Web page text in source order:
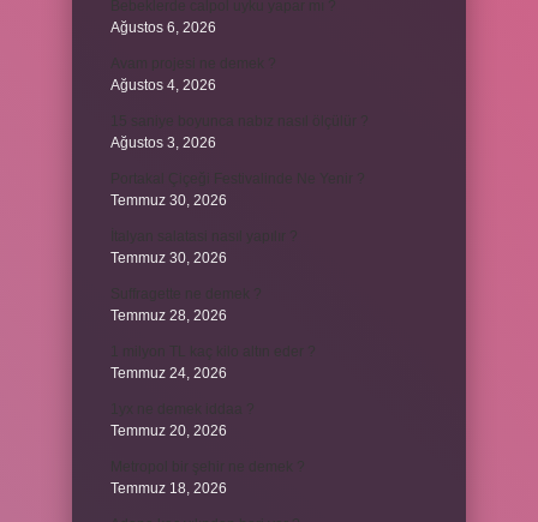
Ağustos 6, 2026
Ağustos 4, 2026
Ağustos 3, 2026
Temmuz 30, 2026
Temmuz 30, 2026
Temmuz 28, 2026
Temmuz 24, 2026
Temmuz 20, 2026
Temmuz 18, 2026